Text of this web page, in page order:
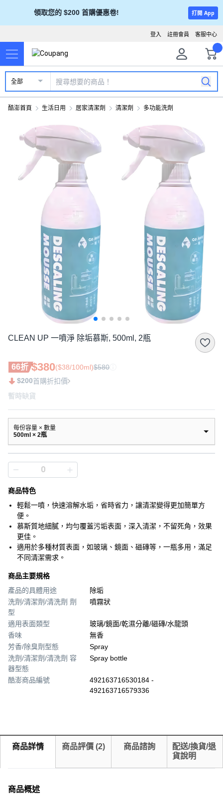
領取您的 $200 首購優惠卷! 打開 App
客服中心
註冊會員
登入
全部
酷澎首頁 生活日用 居家清潔劑 清潔劑 多功能洗劑
CLEAN UP 一噴淨 除垢慕斯, 500ml, 2瓶
66折 $380($38/100ml)$580
$200首購折扣價
暫時缺貨
每份容量 × 數量
500ml × 2瓶
商品特色
輕鬆一噴，快速溶解水垢，省時省力，讓清潔變得更加簡單方
便。
慕斯質地細膩，均勻覆蓋污垢表面，深入清潔，不留死角，效果
更佳。
適用於多種材質表面，如玻璃、鏡面、磁磚等，一瓶多用，滿足
不同清潔需求。
商品主要規格
產品的具體用途
除垢
洗劑/清潔劑/清洗劑 劑
型
噴霧狀
適用表面類型
玻璃/鏡面/乾濕分離/磁磚/水龍頭
香味
無香
芳香/除臭劑型態
Spray
洗劑/清潔劑/清洗劑 容
器型態
Spray bottle
酷澎商品編號
492163716530184 -
492163716579336
商品詳情 商品評價 (2) 商品諮詢
配送/換貨/退
貨說明
商品概述